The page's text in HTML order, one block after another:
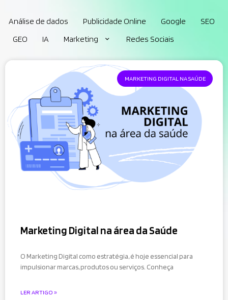
Análise de dados Publicidade Online Google
SEO
GEO
IA Marketing Redes Sociais
MARKETING DIGITAL NA SAÚDE
Marketing Digital na área da Saúde
O Marketing Digital como estratégia, é hoje essencial para
impulsionar marcas, produtos ou serviços. Conheça
LER ARTIGO »